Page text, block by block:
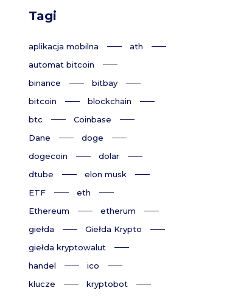
Tagi
aplikacja mobilna
ath
automat bitcoin
binance
bitbay
bitcoin
blockchain
btc
Coinbase
Dane
doge
dogecoin
dolar
dtube
elon musk
ETF
eth
Ethereum
etherum
giełda
Giełda Krypto
giełda kryptowalut
handel
ico
klucze
kryptobot